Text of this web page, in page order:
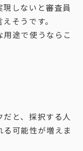
しないと審査員
そうです。
途で使うならこ
と、採択する人
可能性が増えま